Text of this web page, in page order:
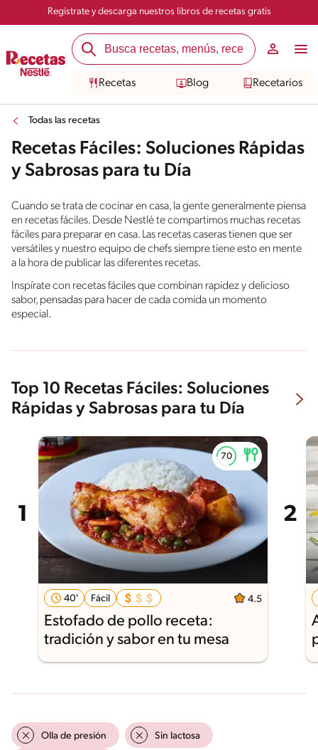
Registrate y descarga nuestros libros de recetas gratis
Recetas Blog Recetarios
Todas las recetas
Recetas Fáciles: Soluciones Rápidas
y Sabrosas para tu Día
Cuando se trata de cocinar en casa, la gente generalmente piensa
en recetas fáciles. Desde Nestlé te compartimos muchas recetas
fáciles para preparar en casa. Las recetas caseras tienen que ser
versátiles y nuestro equipo de chefs siempre tiene esto en mente
a la hora de publicar las diferentes recetas.
Inspírate con recetas fáciles que combinan rapidez y delicioso
sabor, pensadas para hacer de cada comida un momento
especial.
Top 10 Recetas Fáciles: Soluciones
Rápidas y Sabrosas para tu Día
40' Fácil 4.5
Estofado de pollo receta:
tradición y sabor en tu mesa
Olla de presión Sin lactosa